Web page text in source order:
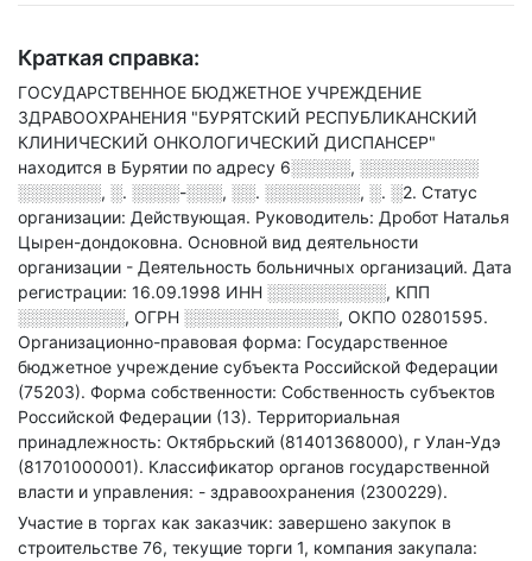
Краткая справка:
ГОСУДАРСТВЕННОЕ БЮДЖЕТНОЕ УЧРЕЖДЕНИЕ
ЗДРАВООХРАНЕНИЯ "БУРЯТСКИЙ РЕСПУБЛИКАНСКИЙ
КЛИНИЧЕСКИЙ ОНКОЛОГИЧЕСКИЙ ДИСПАНСЕР"
находится в Бурятии по адресу 6░░░░░, ░░░░░░░░░░
░░░░░░░, ░. ░░░░-░░░, ░░. ░░░░░░░░, ░. ░2. Статус
организации: Действующая. Руководитель: Дробот Наталья
Цырен-дондоковна. Основной вид деятельности
организации - Деятельность больничных организаций. Дата
регистрации: 16.09.1998 ИНН ░░░░░░░░░░, КПП
░░░░░░░░░, ОГРН ░░░░░░░░░░░░░, ОКПО 02801595.
Организационно-правовая форма: Государственное
бюджетное учреждение субъекта Российской Федерации
(75203). Форма собственности: Собственность субъектов
Российской Федерации (13). Территориальная
принадлежность: Октябрьский (81401368000), г Улан-Удэ
(81701000001). Классификатор органов государственной
власти и управления: - здравоохранения (2300229).
Участие в торгах как заказчик: завершено закупок в
строительстве 76, текущие торги 1, компания закупала: